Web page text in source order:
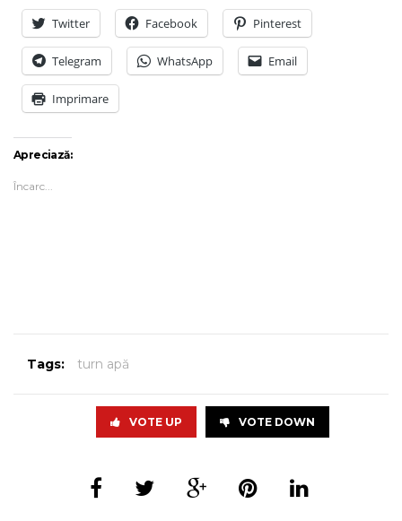
Twitter Facebook Pinterest
Telegram WhatsApp Email
Imprimare
Apreciază:
Încarc...
Tags: turn apă
VOTE UP VOTE DOWN